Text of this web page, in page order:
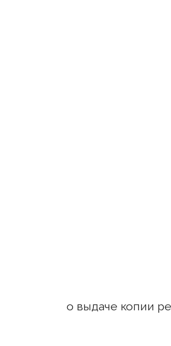
Дело No.
о выдаче копии